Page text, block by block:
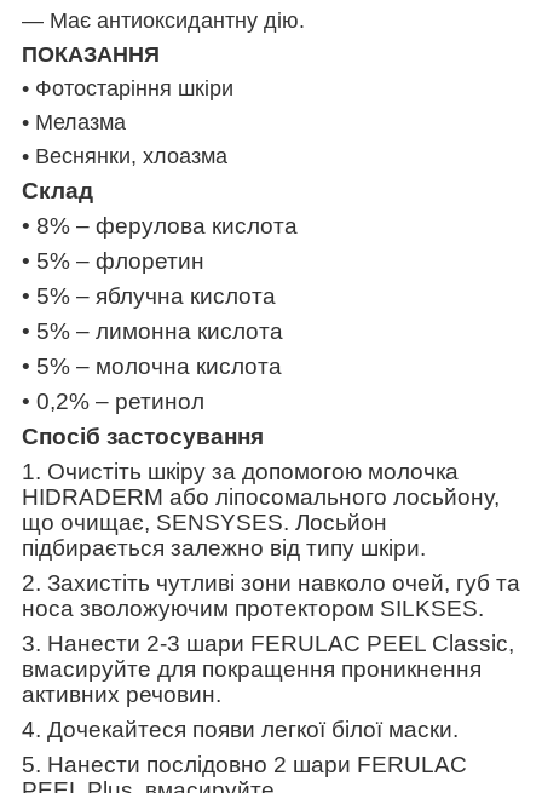
— Має антиоксидантну дію.
ПОКАЗАННЯ
• Фотостаріння шкіри
• Мелазма
• Веснянки, хлоазма
Склад
• 8% – ферулова кислота
• 5% – флоретин
• 5% – яблучна кислота
• 5% – лимонна кислота
• 5% – молочна кислота
• 0,2% – ретинол
Спосіб застосування
1. Очистіть шкіру за допомогою молочка
HIDRADERM або ліпосомального лосьйону,
що очищає, SENSYSES. Лосьйон
підбирається залежно від типу шкіри.
2. Захистіть чутливі зони навколо очей, губ та
носа зволожуючим протектором SILKSES.
3. Нанести 2-3 шари FERULAC PEEL Classic,
вмасируйте для покращення проникнення
активних речовин.
4. Дочекайтеся появи легкої білої маски.
5. Нанести послідовно 2 шари FERULAC